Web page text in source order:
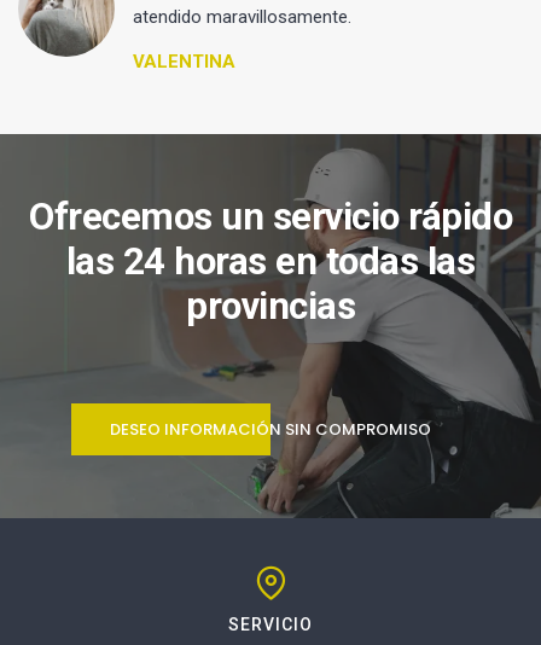
atendido maravillosamente.
VALENTINA
Ofrecemos un servicio rápido
las 24 horas en todas las
provincias
DESEO INFORMACIÓN SIN COMPROMISO
SERVICIO